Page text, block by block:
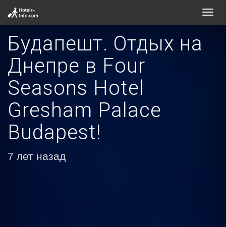
Будапешт. Отдых на
Днепре в Four
Seasons Hotel
Gresham Palace
Budapest!
7 лет назад